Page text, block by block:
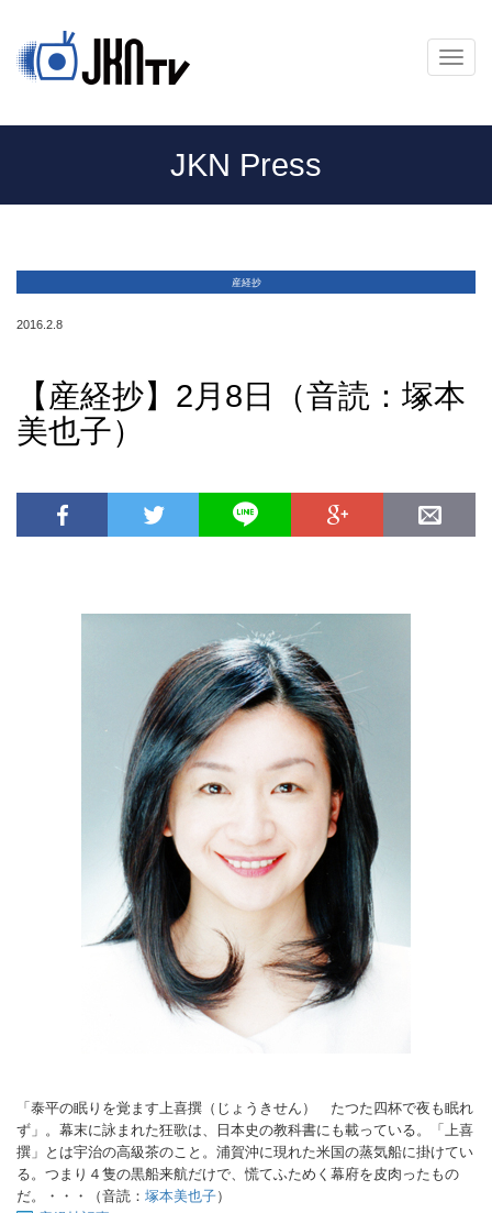
メ
ニ
ー
JKN Press
産経抄
2016.2.8
【産経抄】2月8日（音読：塚本
美也子）
「泰平の眠りを覚ます上喜撰（じょうきせん） たつた四杯で夜も眠れ
ず」。幕末に詠まれた狂歌は、日本史の教科書にも載っている。「上喜
撰」とは宇治の高級茶のこと。浦賀沖に現れた米国の蒸気船に掛けてい
る。つまり４隻の黒船来航だけで、慌てふためく幕府を皮肉ったもの
だ。・・・（音読： 塚本美也子）